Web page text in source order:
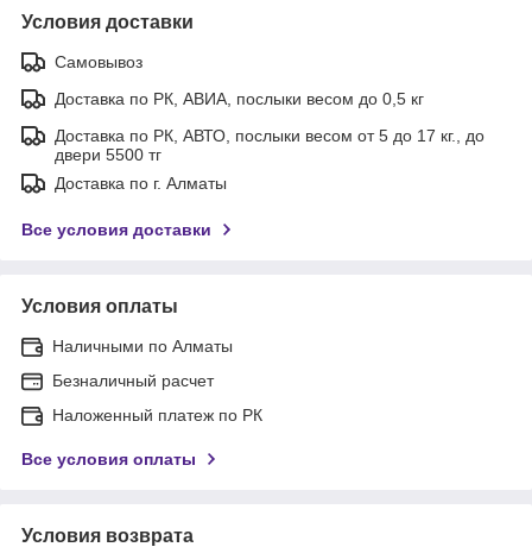
Условия доставки
Самовывоз
Доставка по РК, АВИА, послыки весом до 0,5 кг
Доставка по РК, АВТО, послыки весом от 5 до 17 кг., до
двери 5500 тг
Доставка по г. Алматы
Все условия доставки
Условия оплаты
Наличными по Алматы
Безналичный расчет
Наложенный платеж по РК
Все условия оплаты
Условия возврата